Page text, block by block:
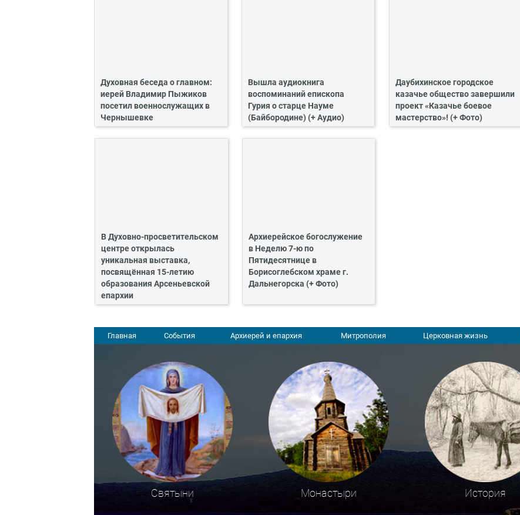
Духовная беседа о главном:
иерей Владимир Пыжиков
посетил военнослужащих в
Чернышевке
Вышла аудиокнига
воспоминаний епископа
Гурия о старце Науме
(Байбородине) (+ Аудио)
Даубихинское городское
казачье общество завершили
проект «Казачье боевое
мастерство»! (+ Фото)
В Духовно-просветительском
центре открылась
уникальная выставка,
посвящённая 15-летию
образования Арсеньевской
епархии
Архиерейское богослужение
в Неделю 7-ю по
Пятидесятнице в
Борисоглебском храме г.
Дальнегорска (+ Фото)
Главная События Архиерей и епархия Митрополия Церковная жизнь
Святыни Монастыри История